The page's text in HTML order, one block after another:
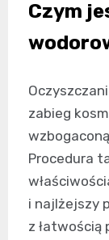
Czym
zabieg
Procedura
i najlżejszy
z łatwością